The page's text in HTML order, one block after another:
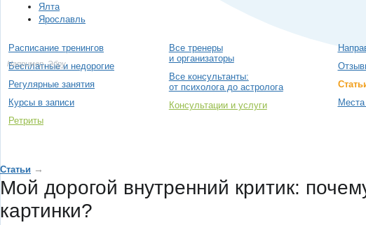
Ялта
Ярославль
Например, Эбру
Расписание тренингов
Бесплатные и недорогие
Регулярные занятия
Курсы в записи
Ретриты
Все тренеры
и организаторы
Все консультанты:
от психолога до астролога
Консультации и услуги
Статьи →
Мой дорогой внутренний критик:
картинки?